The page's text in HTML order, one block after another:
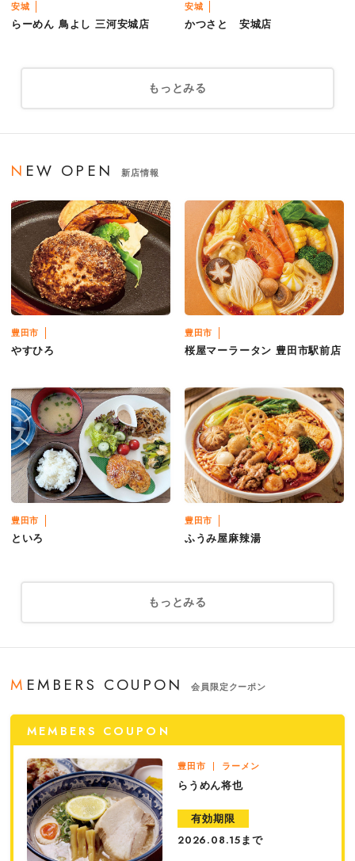
安城
らーめん 鳥よし 三河安城店
安城
かつさと 安城店
もっとみる
NEW OPEN 新店情報
豊田市
やすひろ
豊田市
桜屋マーラータン 豊田市駅前店
豊田市
といろ
豊田市
ふうみ屋麻辣湯
もっとみる
MEMBERS COUPON 会員限定クーポン
MEMBERS COUPON
豊田市 ラーメン
らうめん将也
有効期限
2026.08.15 まで